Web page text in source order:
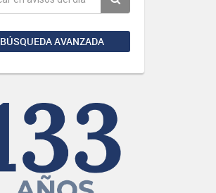
BÚSQUEDA AVANZADA